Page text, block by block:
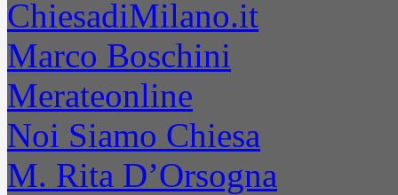
ChiesadiMilano.it
Marco Boschini
Merateonline
Noi Siamo Chiesa
M. Rita D’Orsogna